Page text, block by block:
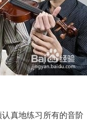
真地练习所有的音